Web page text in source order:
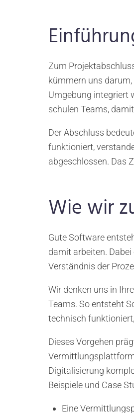
Zum
kümmern uns
Umgebung integriert
schulen Teams,
Der Abschluss
funktioniert,
abgeschlossen. Das
Wie wir
Gute Software
damit arbeiten.
Verständnis der
Wir denken uns in
Teams. So entsteht
technisch
Dieses Vorgehen
Digitalisierung
Beispiele und Case
Eine